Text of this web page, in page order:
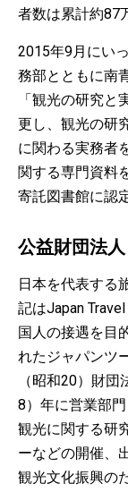
者数は累計約87
2015年9月にい
務部とともに南
「観光の研究
更し、観光の研
に関わる実務者
関する専門資料
寄託図書館に認定
公益財団法
日本を代表する
記はJapan
国人の接遇を目
れたジャパンツ
（昭和20）財
8）年に営業部
観光に関する研
ーなどの開催、
観光文化振興の